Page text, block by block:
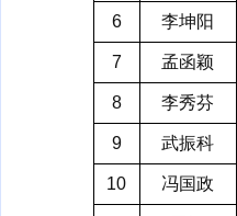
6 李坤阳
7 孟函颖
8 李秀芬
9 武振科
10 冯国政